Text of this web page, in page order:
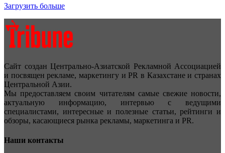
Загрузить больше
Сайт создан Центрально-Азиатской Рекламной Ассоциацией
и посвящен рекламе, маркетингу и PR в Казахстане и странах
Центральной Азии.
Мы предоставляем своим читателям самые свежие новости,
актуальную информацию, интервью с ведущими
специалистами, интересные и полезные статьи, рейтинги и
обзоры, касающиеся рынка рекламы, маркетинга и PR.
Наши контакты